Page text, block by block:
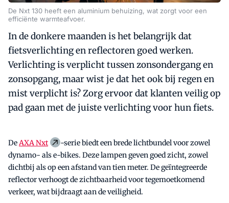
De Nxt 130 heeft een aluminium behuizing, wat zorgt voor een
efficiënte warmteafvoer.
In de donkere maanden is het belangrijk dat
fietsverlichting en reflectoren goed werken.
Verlichting is verplicht tussen zonsondergang en
zonsopgang, maar wist je dat het ook bij regen en
mist verplicht is? Zorg ervoor dat klanten veilig op
pad gaan met de juiste verlichting voor hun fiets.
DeAXA Nxt
-serie biedt een brede lichtbundel voor zowel
dynamo- als e-bikes. Deze lampen geven goed zicht, zowel
dichtbij als op een afstand van tien meter. De geïntegreerde
reflector verhoogt de zichtbaarheid voor tegemoetkomend
verkeer, wat bijdraagt aan de veiligheid.